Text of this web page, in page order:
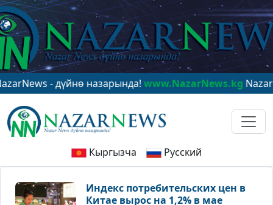
- дүйнө назарында!www.NazarNews.kgNazarNews
Кыргызча Русский
Индекс потребительских цен в
Китае вырос на 1,2% в мае